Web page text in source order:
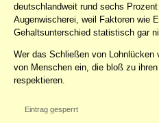
deutschlandweit rund sechs
Augenwischerei, weil Faktoren wie
Gehaltsunterschied statistisch gar
Wer das Schließen von Lohnlücken
von Menschen ein, die bloß zu
respektieren.
Eintrag gesperrt